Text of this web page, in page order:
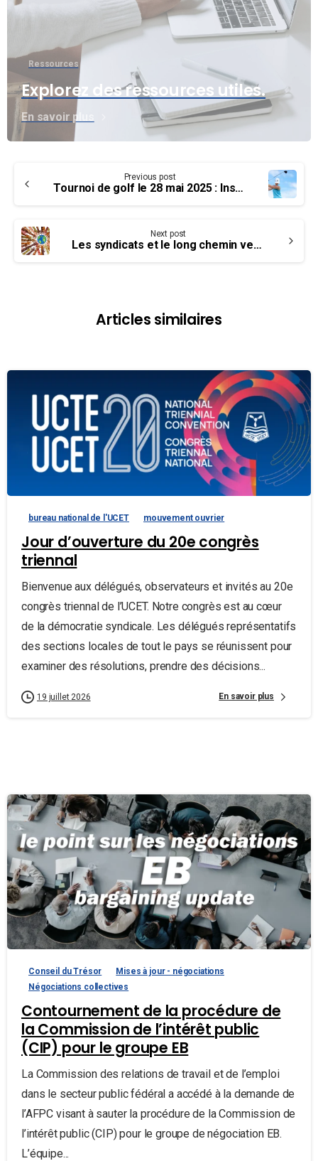
Ressources
Explorez des ressources utiles.
En savoir plus
Reading
Previous post
Tournoi de golf le 28 mai 2025 : Inscription ouverte!
Next post
Les syndicats et le long chemin vers la justice sociale
Articles similaires
bureau national de l'UCET mouvement ouvrier
Jour d’ouverture du 20e congrès
triennal
Bienvenue aux délégués, observateurs et invités au 20e
congrès triennal de l’UCET. Notre congrès est au cœur
de la démocratie syndicale. Les délégués représentatifs
des sections locales de tout le pays se réunissent pour
examiner des résolutions, prendre des décisions...
19 juillet 2026 En savoir plus
Conseil du Trésor
Mises à jour - négociations
Négociations collectives
Contournement de la procédure de
la Commission de l’intérêt public
(CIP) pour le groupe EB
La Commission des relations de travail et de l’emploi
dans le secteur public fédéral a accédé à la demande de
l’AFPC visant à sauter la procédure de la Commission de
l’intérêt public (CIP) pour le groupe de négociation EB.
L’équipe...